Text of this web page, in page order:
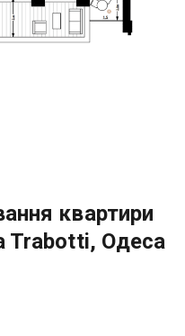
квартири
Trabotti, Одеса